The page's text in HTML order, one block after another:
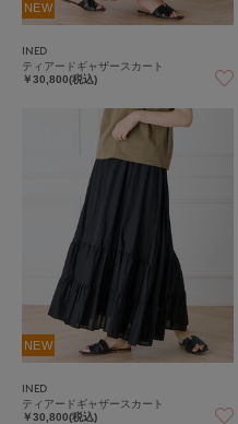
NEW
INED
ティアードギャザースカート
￥30,800(税込)
NEW
INED
ティアードギャザースカート
￥30,800(税込)